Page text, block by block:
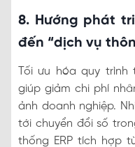
8. Hướng phát
đến “dịch vụ
Tối ưu hóa quy
giúp giảm chi phí
ảnh doanh nghiệp.
tới chuyển đổi số
thống ERP tích hợp